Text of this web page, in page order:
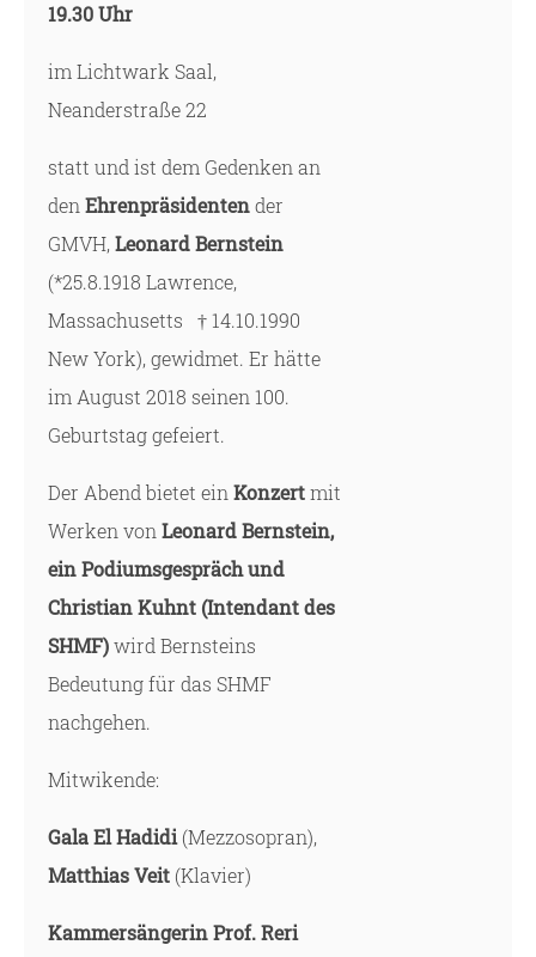
19.30 Uhr
im Lichtwark Saal,
Neanderstraße 22
statt und ist dem Gedenken an
denEhrenpräsidentender
GMVH, Leonard Bernstein
(*25.8.1918 Lawrence,
Massachusetts † 14.10.1990
New York), gewidmet. Er hätte
im August 2018 seinen 100.
Geburtstag gefeiert.
Der Abend bietet einKonzertmit
Werken vonLeonardBernstein,
ein Podiumsgespräch und
Christian Kuhnt (Intendant des
SHMF)wird Bernsteins
Bedeutung für das SHMF
nachgehen.
Mitwikende:
Gala El Hadidi(Mezzosopran),
Matthias Veit (Klavier)
Kammersängerin Prof. Reri